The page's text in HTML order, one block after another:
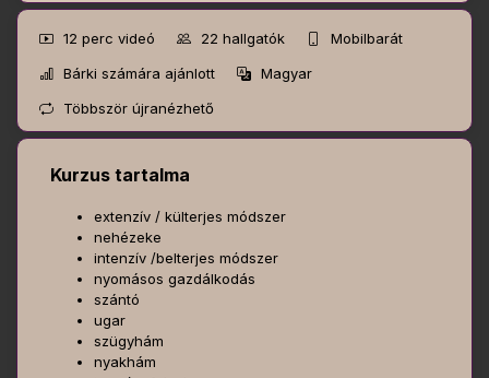
12 perc videó 22 hallgatók
Mobilbarát
Bárki számára ajánlott
Magyar
Többször újranézhető
Kurzus tartalma
extenzív / külterjes módszer
nehézeke
intenzív /belterjes módszer
nyomásos gazdálkodás
szántó
ugar
szügyhám
nyakhám